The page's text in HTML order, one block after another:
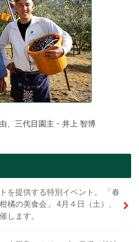
、三代目園主・井上 智博
を提供する特別イベント。 「春
橘の美食会」 4月４日（土）、
します。